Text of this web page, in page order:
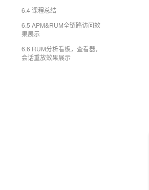
6.4 课程总结
6.5 APM&RUM全链路访问效
果展示
6.6 RUM分析看板，查看器，
会话重放效果展示